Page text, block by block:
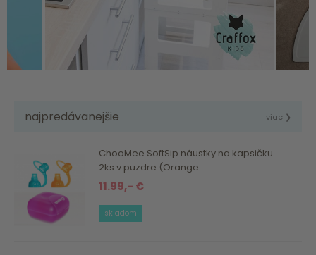
najpredávanejšie viac ❯
ChooMee SoftSip náustky na kapsičku
2ks v puzdre (Orange ...
11.99,- €
skladom